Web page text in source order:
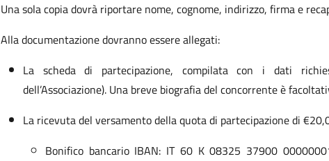
Una sola copia dovrà riportare nome, cognome, indirizzo, firma e
Alla documentazione dovranno essere allegati:
La scheda di partecipazione, compilata con i dati
dell’Associazione). Una breve biografia del concorrente è
La ricevuta del versamento della quota di partecipazione di
Bonifico bancario IBAN: IT 60 K 08325 37900